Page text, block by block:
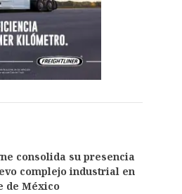
consolida su presencia
complejo industrial en
de México